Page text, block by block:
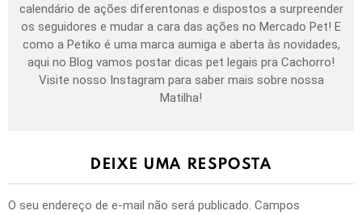
calendário de ações diferentonas e dispostos a surpreender
os seguidores e mudar a cara das ações no Mercado Pet! E
como a Petiko é uma marca aumiga e aberta às novidades,
aqui no Blog vamos postar dicas pet legais pra Cachorro!
Visite nosso Instagram para saber mais sobre nossa
Matilha!
DEIXE UMA RESPOSTA
O seu endereço de e-mail não será publicado. Campos